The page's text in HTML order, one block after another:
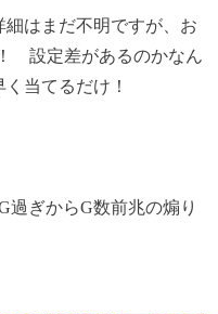
はまだ不明ですが、お
設定差があるのかなん
当てるだけ！
過ぎからG数前兆の煽り